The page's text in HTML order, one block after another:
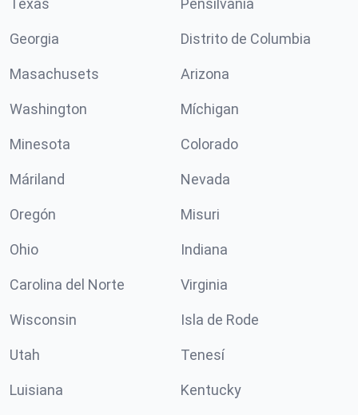
Texas Pensilvania
Georgia Distrito de Columbia
Masachusets Arizona
Washington Míchigan
Minesota Colorado
Máriland Nevada
Oregón Misuri
Ohio Indiana
Carolina del Norte Virginia
Wisconsin Isla de Rode
Utah Tenesí
Luisiana Kentucky